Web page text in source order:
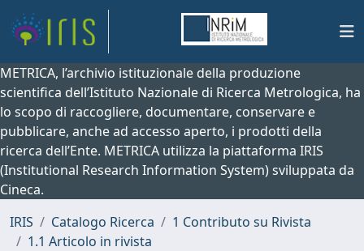
METRICA, l’archivio istituzionale della produzione
scientifica dell’Istituto Nazionale di Ricerca Metrologica, ha
lo scopo di raccogliere, documentare, conservare e
pubblicare, anche ad accesso aperto, i prodotti della
ricerca dell’Ente. METRICA utilizza la piattaforma IRIS
(Institutional Research Information System) sviluppata da
Cineca.
IRIS
Catalogo Ricerca
1 Contributo su Rivista
1.1 Articolo in rivista